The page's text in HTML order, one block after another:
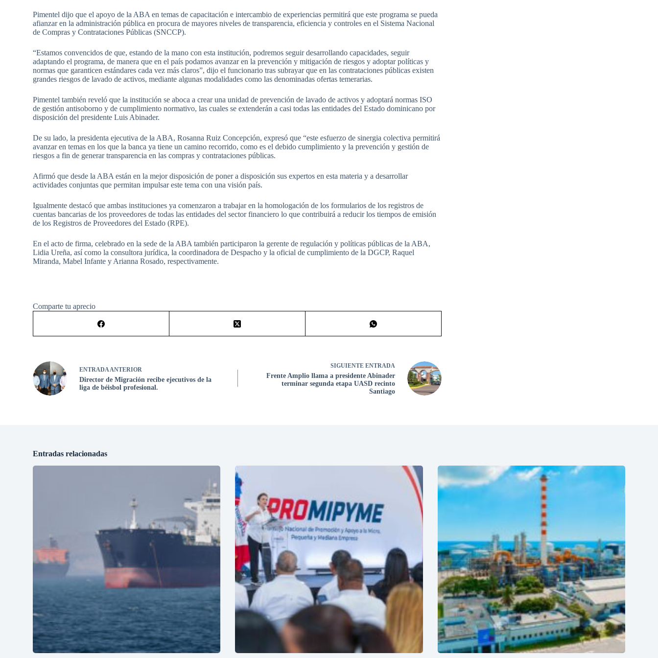
Pimentel dijo que el apoyo de la ABA en temas de capacitación e intercambio de experiencias permitirá que este programa se pueda
afianzar en la administración pública en procura de mayores niveles de transparencia, eficiencia y controles en el Sistema Nacional
de Compras y Contrataciones Públicas (SNCCP).
“Estamos convencidos de que, estando de la mano con esta institución, podremos seguir desarrollando capacidades, seguir
adaptando el programa, de manera que en el país podamos avanzar en la prevención y mitigación de riesgos y adoptar políticas y
normas que garanticen estándares cada vez más claros”, dijo el funcionario tras subrayar que en las contrataciones públicas existen
grandes riesgos de lavado de activos, mediante algunas modalidades como las denominadas ofertas temerarias.
Pimentel también reveló que la institución se aboca a crear una unidad de prevención de lavado de activos y adoptará normas ISO
de gestión antisoborno y de cumplimiento normativo, las cuales se extenderán a casi todas las entidades del Estado dominicano por
disposición del presidente Luis Abinader.
De su lado, la presidenta ejecutiva de la ABA, Rosanna Ruiz Concepción, expresó que “este esfuerzo de sinergia colectiva permitirá
avanzar en temas en los que la banca ya tiene un camino recorrido, como es el debido cumplimiento y la prevención y gestión de
riesgos a fin de generar transparencia en las compras y contrataciones públicas.
Afirmó que desde la ABA están en la mejor disposición de poner a disposición sus expertos en esta materia y a desarrollar
actividades conjuntas que permitan impulsar este tema con una visión país.
Igualmente destacó que ambas instituciones ya comenzaron a trabajar en la homologación de los formularios de los registros de
cuentas bancarias de los proveedores de todas las entidades del sector financiero lo que contribuirá a reducir los tiempos de emisión
de los Registros de Proveedores del Estado (RPE).
En el acto de firma, celebrado en la sede de la ABA también participaron la gerente de regulación y políticas públicas de la ABA,
Lidia Ureña, así como la consultora jurídica, la coordinadora de Despacho y la oficial de cumplimiento de la DGCP, Raquel
Miranda, Mabel Infante y Arianna Rosado, respectivamente.
Comparte tu aprecio
ENTRADAANTERIOR
Director de Migración recibe ejecutivos de la
liga de béisbol profesional.
SIGUIENTE ENTRADA
Frente Amplio llama a presidente Abinader
terminar segunda etapa UASD recinto
Santiago
Entradas relacionadas